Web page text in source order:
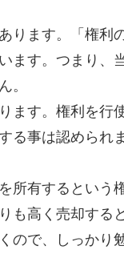
ります。「権
ます。つまり、
。
ます。権利を行
る事は認められ
有するという
も高く売却する
ので、しっかり